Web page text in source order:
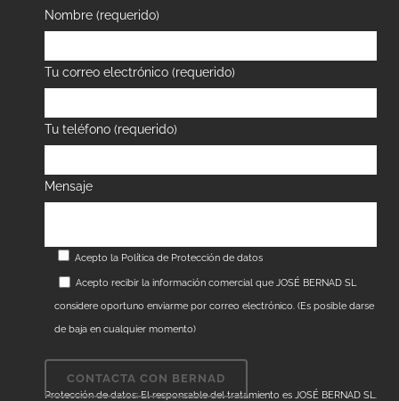
Nombre (requerido)
Tu correo electrónico (requerido)
Tu teléfono (requerido)
Mensaje
Acepto la Política de Protección de datos
Acepto recibir la información comercial que JOSÉ BERNAD SL
considere oportuno enviarme por correo electrónico. (Es posible darse
de baja en cualquier momento)
Protección de datos: El responsable del tratamiento es JOSÉ BERNAD SL.